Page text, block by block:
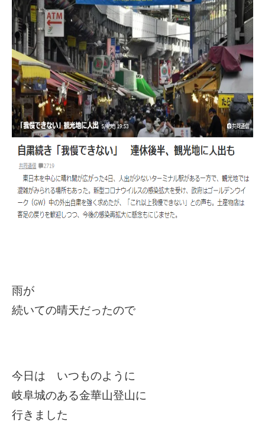
雨が
続いての晴天だったので
今日は いつものように
岐阜城のある金華山登山に
行きました